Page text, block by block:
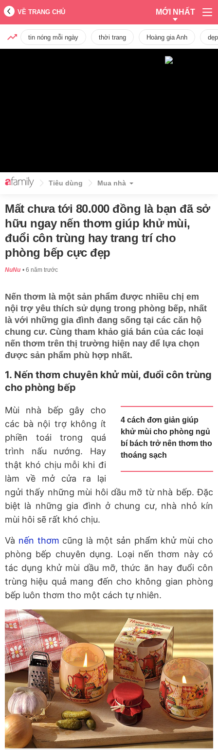
VỀ TRANG CHỦ MỚI NHẤT
tin nóng mỗi ngày thời trang Hoàng gia Anh dẹp
Tiêu dùng Mua nhà
Mất chưa tới 80.000 đồng là bạn đã sở
hữu ngay nến thơm giúp khử mùi,
đuổi côn trùng hay trang trí cho
phòng bếp cực đẹp
NuNu 6 năm trước
Nến thơm là một sản phẩm được nhiều chị em
nội trợ yêu thích sử dụng trong phòng bếp, nhất
là với những gia đình đang sống tại các căn hộ
chung cư. Cùng tham khảo giá bán của các loại
nến thơm trên thị trường hiện nay để lựa chọn
được sản phẩm phù hợp nhất.
1. Nến thơm chuyên khử mùi, đuổi côn trùng
cho phòng bếp
4 cách đơn giản giúp
khử mùi cho phòng ngủ
bí bách trở nên thơm tho
thoáng sạch
Mùi nhà bếp gây cho
các bà nội trợ không ít
phiền toái trong quá
trình nấu nướng. Hay
thật khó chịu mỗi khi đi
làm về mở cửa ra lại
ngửi thấy những mùi hôi dầu mỡ từ nhà bếp. Đặc
biệt là những gia đình ở chung cư, nhà nhỏ kín
mùi hôi sẽ rất khó chịu.
Và nến thơm cũng là một sản phẩm khử mùi cho
phòng bếp chuyên dụng. Loại nến thơm này có
tác dụng khử mùi dầu mỡ, thức ăn hay đuổi côn
trùng hiệu quả mang đến cho không gian phòng
bếp luôn thơm tho một cách tự nhiên.